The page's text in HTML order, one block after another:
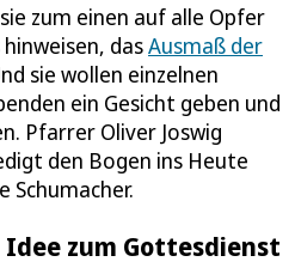
zum einen auf alle Opfer
dasAusmaß der
sie wollen einzelnen
ein Gesicht geben und
Pfarrer Oliver Joswig
den Bogen ins Heute
Schumacher.
zum Gottesdienst